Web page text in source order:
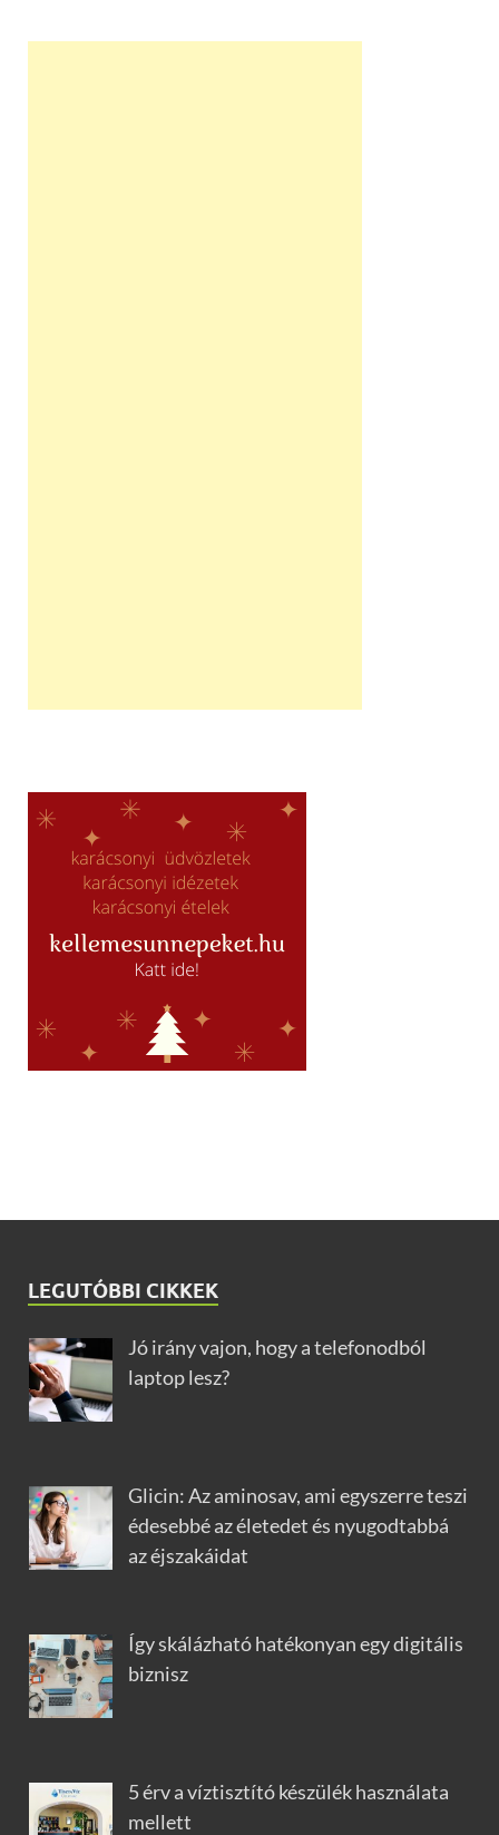
LEGUTÓBBI CIKKEK
Jó irány vajon, hogy a telefonodból
laptop lesz?
Glicin: Az aminosav, ami egyszerre teszi
édesebbé az életedet és nyugodtabbá
az éjszakáidat
Így skálázható hatékonyan egy digitális
biznisz
5 érv a víztisztító készülék használata
mellett